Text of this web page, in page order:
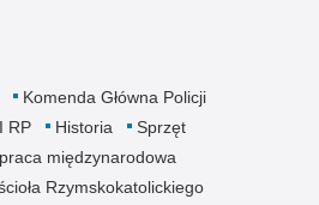
Komenda Główna Policji
RP Historia
Sprzęt
międzynarodowa
Rzymskokatolickiego